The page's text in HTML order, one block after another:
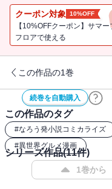
クーポン対象 10%OFF
【10%OFFクーポン】サマ
フロアで使える
この作品の1巻
続巻を自動購入
この作品のタグ
#なろう発小説コミカライズ
#異世界グルメ漫画
シリーズ作品(11件)
1巻から